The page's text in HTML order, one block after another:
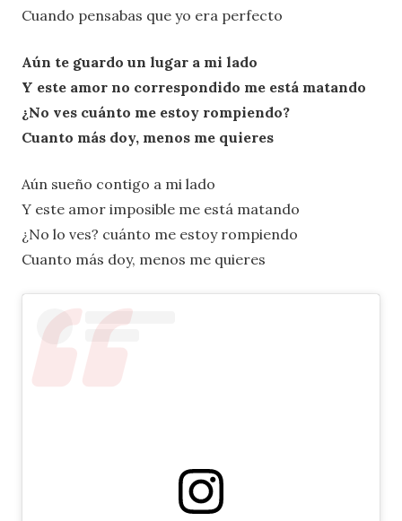
Cuando pensabas que yo era perfecto
Aún te guardo un lugar a mi lado
Y este amor no correspondido me está matando
¿No ves cuánto me estoy rompiendo?
Cuanto más doy, menos me quieres
Aún sueño contigo a mi lado
Y este amor imposible me está matando
¿No lo ves? cuánto me estoy rompiendo
Cuanto más doy, menos me quieres